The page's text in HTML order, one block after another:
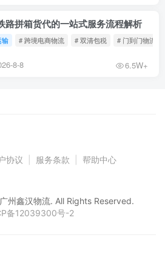
路拼箱货代的一站式服务流程解析
输 # 跨境电商物流 # 双清包税 # 门到门物流
8-8 6.5W+
协议 服务条款 帮助中心
州鑫汉物流. All Rights Reserved.
备12039300号-2